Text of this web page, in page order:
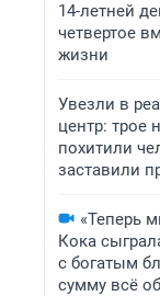
14-летней
четвертое
жизни
Увезли в
центр: трое
похитили
заставили
«Теперь
Кока
с богатым
сумму всё